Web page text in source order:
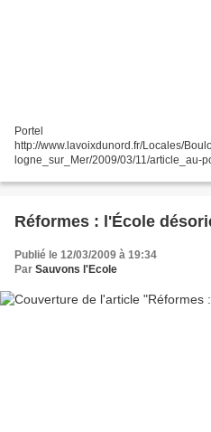
Portel
http://www.lavoixdunord.fr/Locales/
logne_sur_Mer/2009/03/11/article_au-
http://www.lavoixdunord.fr/Locales/
Réformes : l'École
Publié le 12/03/2009 à 19:34
Par Sauvons l'Ecole